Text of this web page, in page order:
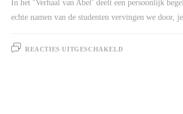
In het ‘Verhaal van Abel’ deelt een persoonlijk
echte namen van de studenten vervingen we door,
REACTIES UITGESCHAKELD